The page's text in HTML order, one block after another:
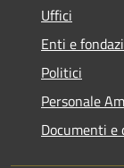
Uffici
Enti e
Politici
Personale
Documenti e